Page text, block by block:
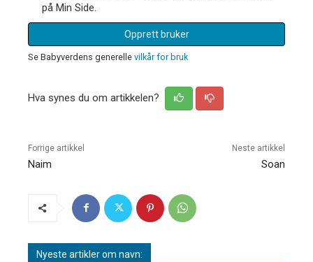
på Min Side.
Opprett bruker
Se Babyverdens generelle vilkår for bruk
Hva synes du om artikkelen?
Forrige artikkel
Naim
Neste artikkel
Soan
Nyeste artikler om navn: